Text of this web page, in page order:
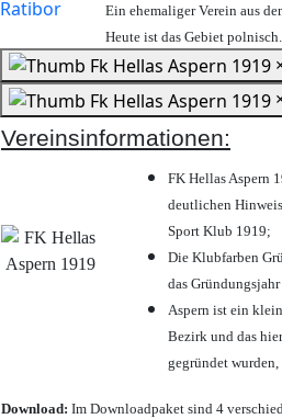
Ein ehemaliger Verein aus
Heute ist das Gebiet polnisch.
Vereinsinformationen:
FK Hellas Aspern
deutlichen
Sport Klub 1919;
Die Klubfarben
das
Aspern ist ein
Bezirk und das
gegründet
Download: Im Downloadpaket sind 4